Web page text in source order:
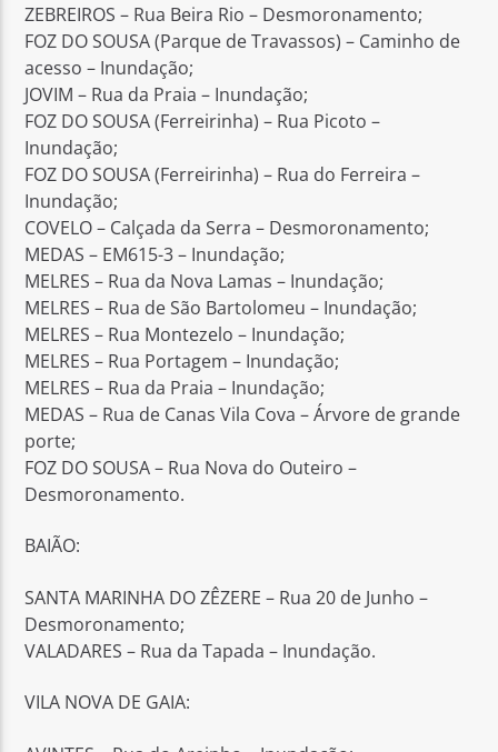
ZEBREIROS – Rua Beira Rio – Desmoronamento;
FOZ DO SOUSA (Parque de Travassos) – Caminho de
acesso – Inundação;
JOVIM – Rua da Praia – Inundação;
FOZ DO SOUSA (Ferreirinha) – Rua Picoto –
Inundação;
FOZ DO SOUSA (Ferreirinha) – Rua do Ferreira –
Inundação;
COVELO – Calçada da Serra – Desmoronamento;
MEDAS – EM615-3 – Inundação;
MELRES – Rua da Nova Lamas – Inundação;
MELRES – Rua de São Bartolomeu – Inundação;
MELRES – Rua Montezelo – Inundação;
MELRES – Rua Portagem – Inundação;
MELRES – Rua da Praia – Inundação;
MEDAS – Rua de Canas Vila Cova – Árvore de grande
porte;
FOZ DO SOUSA – Rua Nova do Outeiro –
Desmoronamento.
BAIÃO:
SANTA MARINHA DO ZÊZERE – Rua 20 de Junho –
Desmoronamento;
VALADARES – Rua da Tapada – Inundação.
VILA NOVA DE GAIA: